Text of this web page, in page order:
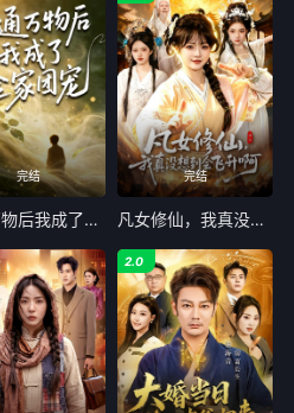
第51集 第52集
完结
沟通万物后我成了全家团宠
完结
凡女修仙，我真没想到会飞升啊
2.0